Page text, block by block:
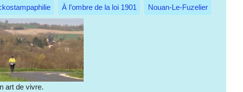
À l’ombre de la loi 1901 Nouan-Le-Fuzelier
art de vivre.